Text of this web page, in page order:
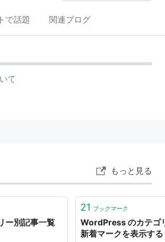
で話題 関連ブログ
て
もっと見る
ー別記事一覧
21 ブックマーク
WordPress のカテゴ
新着マークを表示する